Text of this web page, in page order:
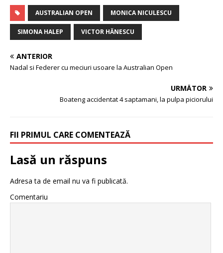
AUSTRALIAN OPEN MONICA NICULESCU
SIMONA HALEP VICTOR HĂNESCU
ANTERIOR
Nadal si Federer cu meciuri usoare la Australian Open
URMĂTOR
Boateng accidentat 4 saptamani, la pulpa piciorului
FII PRIMUL CARE COMENTEAZĂ
Lasă un răspuns
Adresa ta de email nu va fi publicată.
Comentariu